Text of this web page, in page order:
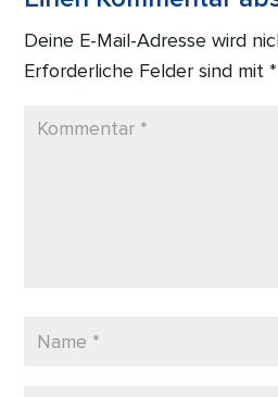
Deine E-Mail-Adresse wird
Erforderliche Felder sind mit*